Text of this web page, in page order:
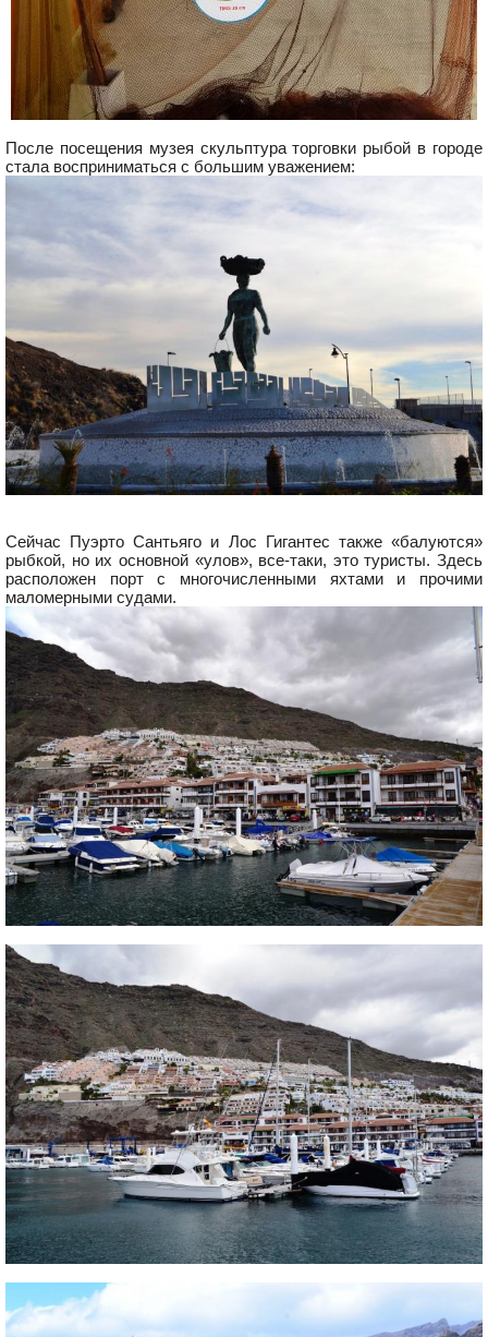
После посещения музея скульптура торговки рыбой в городе
стала восприниматься с большим уважением:
Сейчас Пуэрто Сантьяго и Лос Гигантес также «балуются»
рыбкой, но их основной «улов», все-таки, это туристы. Здесь
расположен порт с многочисленными яхтами и прочими
маломерными судами.